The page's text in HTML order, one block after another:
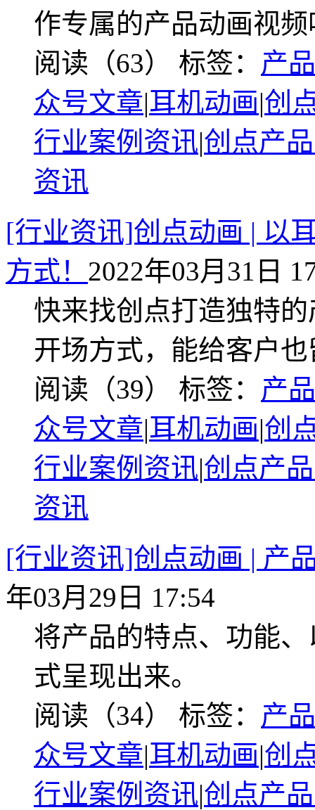
作专属的产品动画视频
阅读（63） 标签： 产
众号文章|耳机动画|创
行业案例资讯|创点产
资讯
[行业资讯]创点动画 | 以
方式！ 2022年03月31日
快来找创点打造独特
开场方式，能给客户
阅读（39） 标签： 产
众号文章|耳机动画|创
行业案例资讯|创点产
资讯
[行业资讯]创点动画 | 产
年03月29日 17:54
将产品的特点、功能
式呈现出来。
阅读（34） 标签： 产
众号文章|耳机动画|创
行业案例资讯|创点产